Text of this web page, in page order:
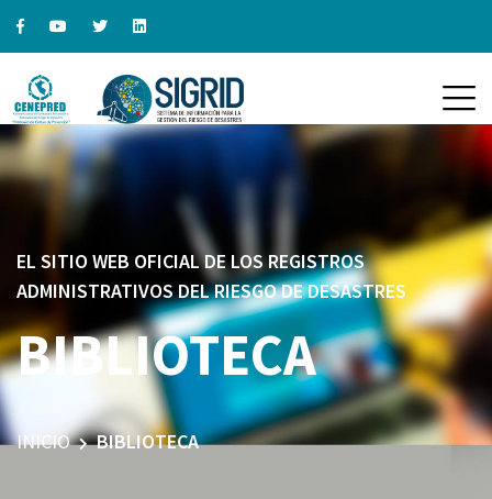
EL SITIO WEB OFICIAL DE LOS REGISTROS
ADMINISTRATIVOS DEL RIESGO DE DESASTRES
BIBLIOTECA
INICIO BIBLIOTECA